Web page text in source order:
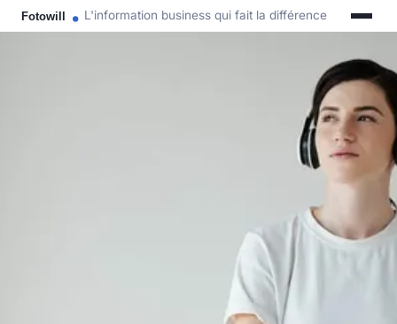
L'information business qui fait la différence